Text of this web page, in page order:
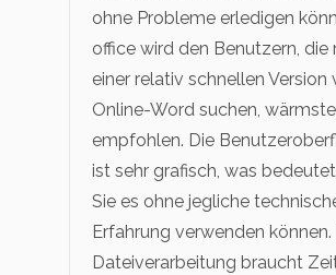
ohne Probleme erledigen
office wird den Benutzern, die
einer relativ schnellen Version
Online-Word suchen,
empfohlen. Die
ist sehr grafisch, was
Sie es ohne jegliche
Erfahrung verwenden können.
Dateiverarbeitung braucht